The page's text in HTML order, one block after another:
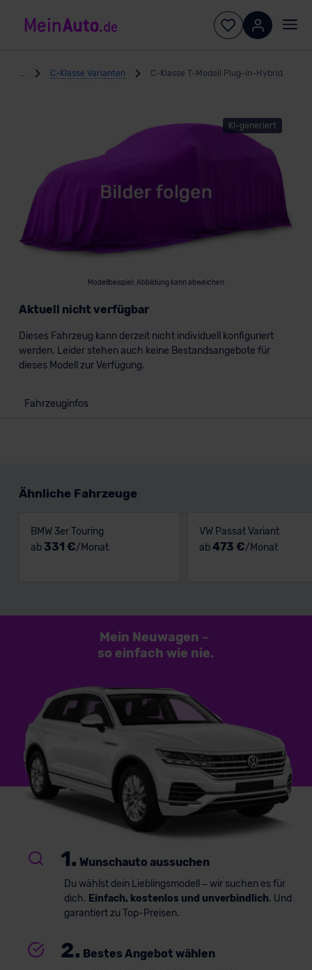
C-Klasse Varianten C-Klasse T-Modell Plug-in-Hybrid
KI-generiert
Modellbeispiel: Abbildung kann abweichen
Aktuell nicht verfügbar
Dieses Fahrzeug kann derzeit nicht individuell konfiguriert
werden. Leider stehen auch keine Bestandsangebote für
dieses Modell zur Verfügung.
Fahrzeuginfos
Ähnliche Fahrzeuge
BMW 3er Touring
ab 331 €/Monat
VW Passat Variant
ab473 €/Monat
Mein Neuwagen –
so einfach wie nie.
1. Wunschauto aussuchen
Du wählst dein Lieblingsmodell – wir suchen es für
dich. Einfach, kostenlos und unverbindlich. Und
garantiert zu Top-Preisen.
2. Bestes Angebot wählen